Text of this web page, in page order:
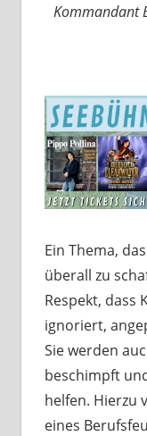
Kommandant
Ein Thema,
überall zu
Respekt, dass
ignoriert,
Sie werden
beschimpft
helfen. Hierzu
eines